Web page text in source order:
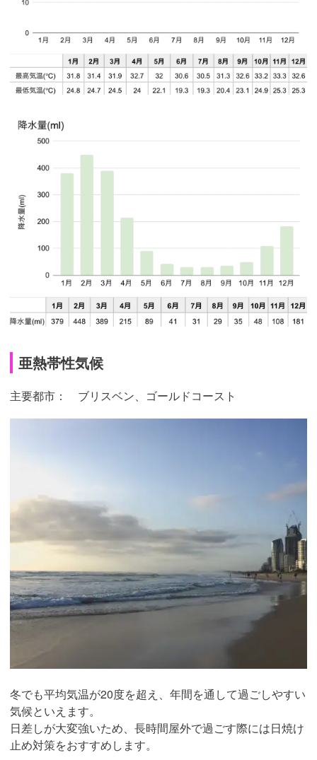
亜熱帯性気候
主要都市： ブリスベン、ゴールドコースト
冬でも平均気温が20度を超え、年間を通して過ごしやすい
気候といえます。
日差しが大変強いため、長時間屋外で過ごす際には日焼け
止め対策をおすすめします。